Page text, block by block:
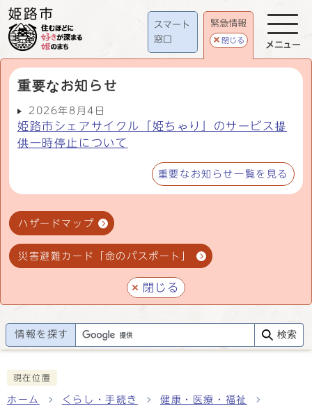
スマート
窓口
緊急情報
閉じる
重要なお知らせ
2026年8月4日
姫路市シェアサイクル「姫ちゃり」のサービス提
供一時停止について
重要なお知らせ一覧を見る
ハザードマップ
災害避難カード「命のパスポート」
閉じる
メニュー
情報を探す 検索
現在位置
ホーム くらし・手続き 健康・医療・福祉